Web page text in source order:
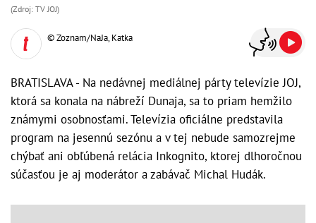
(Zdroj: TV JOJ)
© Zoznam/NaJa, Katka
BRATISLAVA - Na nedávnej mediálnej párty televízie JOJ,
ktorá sa konala na nábreží Dunaja, sa to priam hemžilo
známymi osobnosťami. Televízia oficiálne predstavila
program na jesennú sezónu a v tej nebude samozrejme
chýbať ani obľúbená relácia Inkognito, ktorej dlhoročnou
súčasťou je aj moderátor a zabávač Michal Hudák.